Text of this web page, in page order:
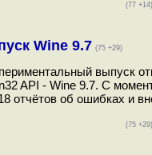
(77 +14)
Wine 9.7 (75 +29)
выпуск
API - Wine 9.7. С
отчётов об ошибках и
(75 +29)